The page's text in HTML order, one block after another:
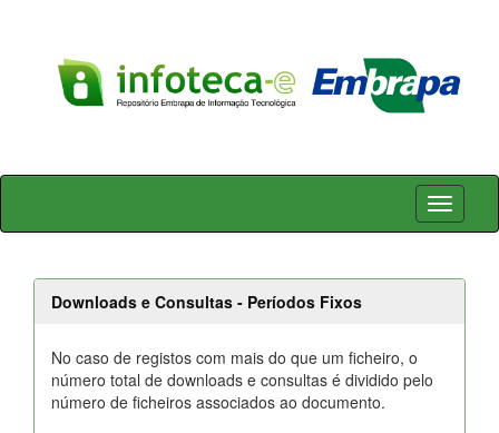
Skip
Downloads e Consultas - Períodos Fixos
No caso de registos com mais do que um ficheiro, o
número total de downloads e consultas é dividido pelo
número de ficheiros associados ao documento.